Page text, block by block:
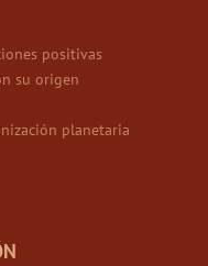
positivas
su origen
planetaria